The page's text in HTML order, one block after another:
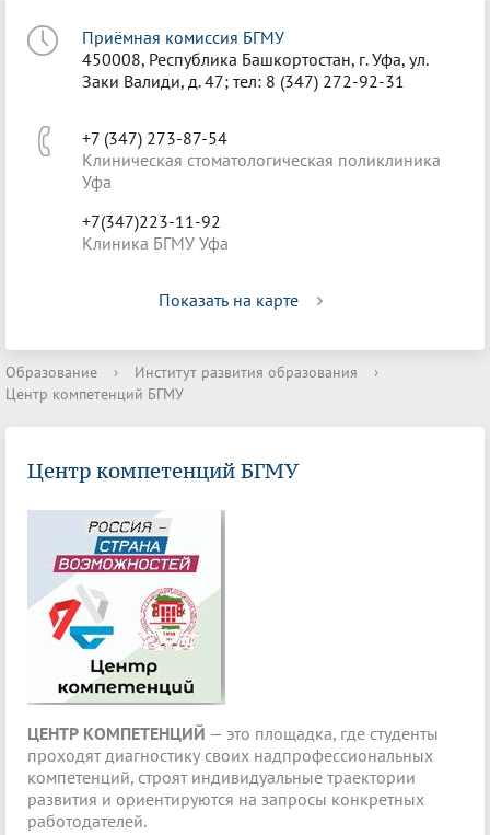
Приёмная комиссия БГМУ
450008, Республика Башкортостан, г. Уфа, ул.
Заки Валиди, д. 47; тел: 8 (347) 272-92-31
+7 (347) 273-87-54
Клиническая стоматологическая поликлиника
Уфа
+7(347)223-11-92
Клиника БГМУ Уфа
Показать на карте
Образование › Институт развития образования
›
Центр компетенций БГМУ
Центр компетенций БГМУ
ЦЕНТР КОМПЕТЕНЦИЙ — это площадка, где студенты
проходят диагностику своих надпрофессиональных
компетенций, строят индивидуальные траектории
развития и ориентируются на запросы конкретных
работодателей.